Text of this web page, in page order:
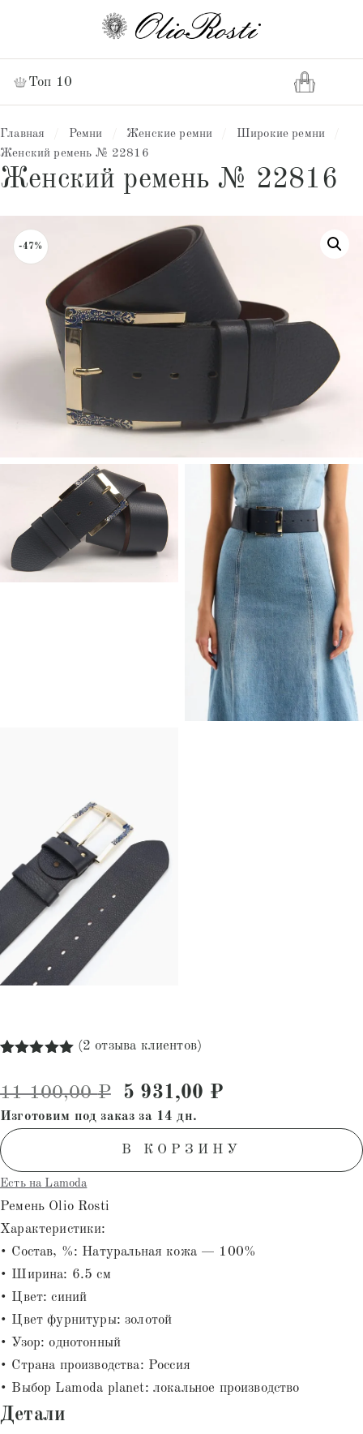
Топ 10
Главная Ремни Женские ремни Широкие ремни
Женский ремень № 22816
Женский ремень № 22816
-47%
на основе
опроса
пользователей
(2 отзыва клиентов)
11 100,00₽ Первоначальная цена
5 931,00 ₽Текущая цена:
Изготовим под заказ за 14 дн.
В КОРЗИНУ
Есть на Lamoda
Ремень Olio Rosti
Характеристики:
• Состав, %: Натуральная кожа — 100%
• Ширина: 6.5 см
• Цвет: синий
• Цвет фурнитуры: золотой
• Узор: однотонный
• Страна производства: Россия
• Выбор Lamoda planet: локальное производство
Детали